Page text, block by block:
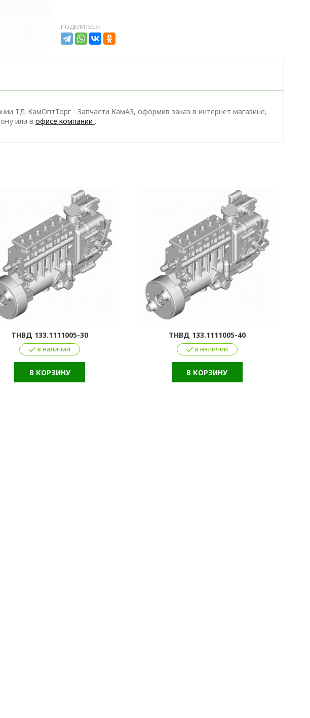
ПОДЕЛИТЬСЯ:
ТД КамОптТорг - Запчасти КамАЗ, оформив заказ в интернет магазине,
или в офисе компании .
ТНВД 133.1111005-30
в наличии
В КОРЗИНУ
ТНВД 133.1111005-40
в наличии
В КОРЗИНУ